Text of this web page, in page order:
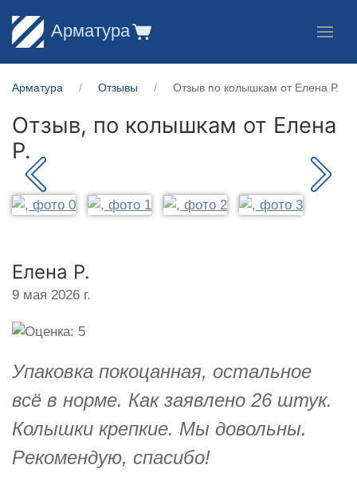
Арматура
Арматура Отзывы Отзыв по колышкам от Елена Р.
Отзыв, по колышкам от Елена
Р.
Елена Р.
9 мая 2026 г.
Упаковка покоцанная, остальное
всё в норме. Как заявлено 26 штук.
Колышки крепкие. Мы довольны.
Рекомендую, спасибо!